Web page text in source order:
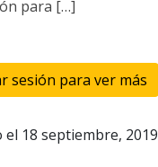
para […]
sesión para ver más
el 18 septiembre, 2019